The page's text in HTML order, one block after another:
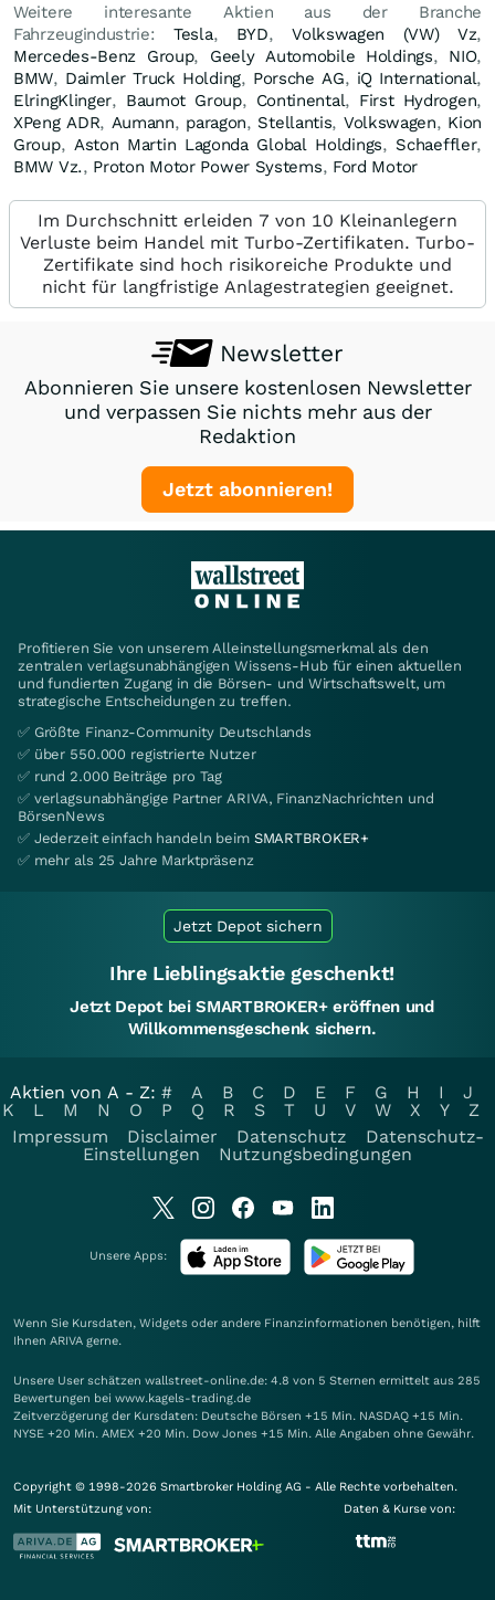
Weitere interesante Aktien aus der Branche
Fahrzeugindustrie:Tesla, BYD,Volkswagen (VW) Vz,
Mercedes-Benz Group, Geely Automobile Holdings, NIO,
BMW, Daimler Truck Holding, Porsche AG, iQ International,
ElringKlinger, Baumot Group, Continental, First Hydrogen,
XPeng ADR, Aumann, paragon, Stellantis, Volkswagen, Kion
Group, Aston Martin Lagonda Global Holdings, Schaeffler,
BMW Vz., Proton Motor Power Systems, Ford Motor
Im Durchschnitt erleiden 7 von 10 Kleinanlegern
Verluste beim Handel mit Turbo-Zertifikaten. Turbo-
Zertifikate sind hoch risikoreiche Produkte und
nicht für langfristige Anlagestrategien geeignet.
Newsletter
Abonnieren Sie unsere kostenlosen Newsletter
und verpassen Sie nichts mehr aus der
Redaktion
Jetzt abonnieren!
Profitieren Sie von unserem Alleinstellungsmerkmal als den
zentralen verlagsunabhängigen Wissens-Hub für einen aktuellen
und fundierten Zugang in die Börsen- und Wirtschaftswelt, um
strategische Entscheidungen zu treffen.
✅ Größte Finanz-Community Deutschlands
✅ über 550.000 registrierte Nutzer
✅ rund 2.000 Beiträge pro Tag
✅ verlagsunabhängige Partner ARIVA, FinanzNachrichten und
BörsenNews
✅ Jederzeit einfach handeln beim SMARTBROKER+
✅ mehr als 25 Jahre Marktpräsenz
Jetzt Depot sichern
Ihre Lieblingsaktie geschenkt!
Jetzt Depot bei SMARTBROKER+ eröffnen und
Willkommensgeschenk sichern.
Aktien von A - Z: # A B C D E F G H I
J
K
L M N O P Q R S T U V W X Y
Z
Impressum
Disclaimer Datenschutz
Datenschutz-
Einstellungen
Nutzungsbedingungen
Unsere Apps:
Wenn Sie Kursdaten, Widgets oder andere Finanzinformationen benötigen, hilft
Ihnen ARIVA gerne.
Unsere User schätzen wallstreet-online.de: 4.8 von 5 Sternen ermittelt aus 285
Bewertungen bei www.kagels-trading.de
Zeitverzögerung der Kursdaten: Deutsche Börsen +15 Min. NASDAQ +15 Min.
NYSE +20 Min. AMEX +20 Min. Dow Jones +15 Min. Alle Angaben ohne Gewähr.
Copyright © 1998-2026 Smartbroker Holding AG - Alle Rechte vorbehalten.
Mit Unterstützung von:
Daten & Kurse von: